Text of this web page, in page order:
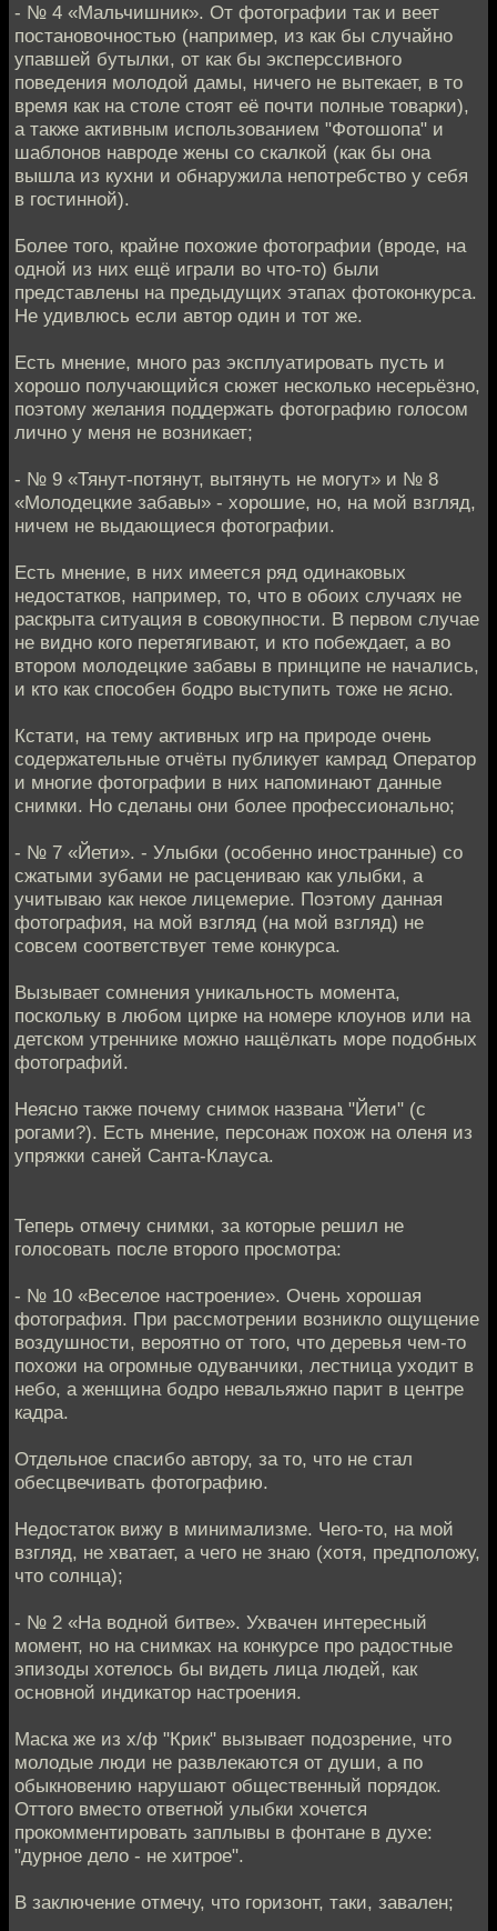
- № 4 «Мальчишник». От фотографии так и веет
постановочностью (например, из как бы случайно
упавшей бутылки, от как бы эксперссивного
поведения молодой дамы, ничего не вытекает, в то
время как на столе стоят её почти полные товарки),
а также активным использованием "Фотошопа" и
шаблонов навроде жены со скалкой (как бы она
вышла из кухни и обнаружила непотребство у себя
в гостинной).
Более того, крайне похожие фотографии (вроде, на
одной из них ещё играли во что-то) были
представлены на предыдущих этапах фотоконкурса.
Не удивлюсь если автор один и тот же.
Есть мнение, много раз эксплуатировать пусть и
хорошо получающийся сюжет несколько несерьёзно,
поэтому желания поддержать фотографию голосом
лично у меня не возникает;
- № 9 «Тянут-потянут, вытянуть не могут» и № 8
«Молодецкие забавы» - хорошие, но, на мой взгляд,
ничем не выдающиеся фотографии.
Есть мнение, в них имеется ряд одинаковых
недостатков, например, то, что в обоих случаях не
раскрыта ситуация в совокупности. В первом случае
не видно кого перетягивают, и кто побеждает, а во
втором молодецкие забавы в принципе не начались,
и кто как способен бодро выступить тоже не ясно.
Кстати, на тему активных игр на природе очень
содержательные отчёты публикует камрад Оператор
и многие фотографии в них напоминают данные
снимки. Но сделаны они более профессионально;
- № 7 «Йети». - Улыбки (особенно иностранные) со
сжатыми зубами не расцениваю как улыбки, а
учитываю как некое лицемерие. Поэтому данная
фотография, на мой взгляд (на мой взгляд) не
совсем соответствует теме конкурса.
Вызывает сомнения уникальность момента,
поскольку в любом цирке на номере клоунов или на
детском утреннике можно нащёлкать море подобных
фотографий.
Неясно также почему снимок названа "Йети" (с
рогами?). Есть мнение, персонаж похож на оленя из
упряжки саней Санта-Клауса.
Теперь отмечу снимки, за которые решил не
голосовать после второго просмотра:
- № 10 «Веселое настроение». Очень хорошая
фотография. При рассмотрении возникло ощущение
воздушности, вероятно от того, что деревья чем-то
похожи на огромные одуванчики, лестница уходит в
небо, а женщина бодро невальяжно парит в центре
кадра.
Отдельное спасибо автору, за то, что не стал
обесцвечивать фотографию.
Недостаток вижу в минимализме. Чего-то, на мой
взгляд, не хватает, а чего не знаю (хотя, предположу,
что солнца);
- № 2 «На водной битве». Ухвачен интересный
момент, но на снимках на конкурсе про радостные
эпизоды хотелось бы видеть лица людей, как
основной индикатор настроения.
Маска же из х/ф "Крик" вызывает подозрение, что
молодые люди не развлекаются от души, а по
обыкновению нарушают общественный порядок.
Оттого вместо ответной улыбки хочется
прокомментировать заплывы в фонтане в духе:
"дурное дело - не хитрое".
В заключение отмечу, что горизонт, таки, завален;